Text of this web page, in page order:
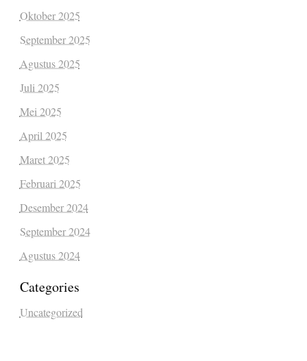
Oktober 2025
September 2025
Agustus 2025
Juli 2025
Mei 2025
April 2025
Maret 2025
Februari 2025
Desember 2024
September 2024
Agustus 2024
Categories
Uncategorized